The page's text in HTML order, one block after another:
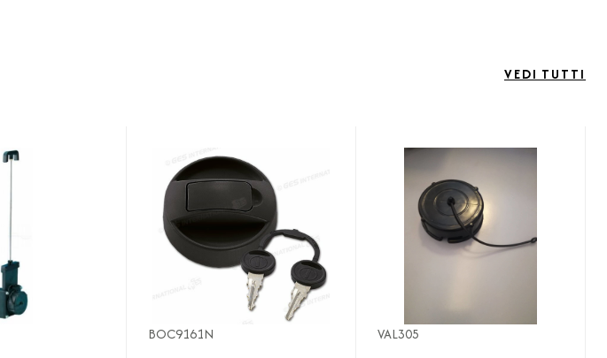
VEDI TUTTI
BOC9161N VAL305